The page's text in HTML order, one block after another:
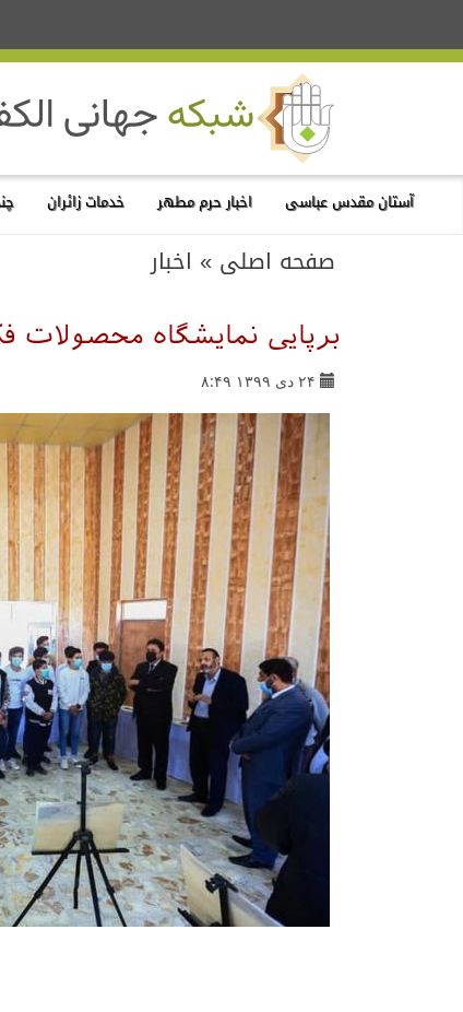
آستان مقدس عباسی اخبار حرم مطهر خدمات زائران
صفحه اصلی » اخبار
برپایی نمایشگاه
۲۴ دی ۱۳۹۹ ۸:۴۹